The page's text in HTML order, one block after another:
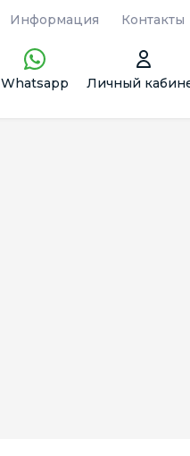
Информация Контакты
Whatsapp Личный